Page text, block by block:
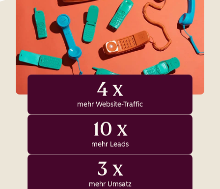
4 x
mehr Website-Traffic
10 x
mehr Leads
3 x
mehr Umsatz